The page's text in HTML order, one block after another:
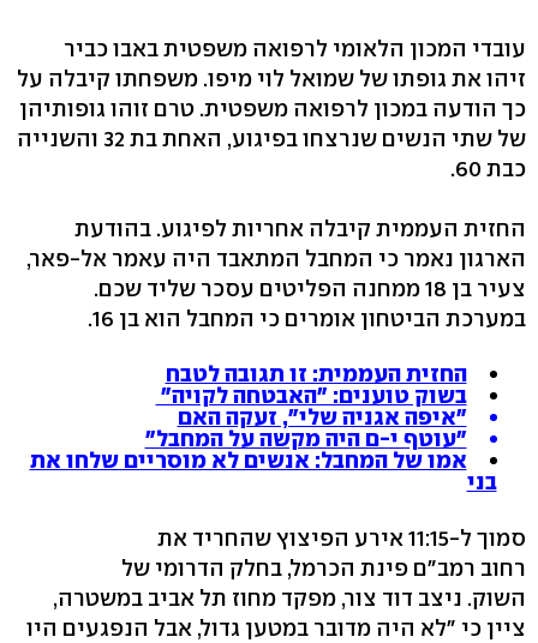
עובדי המכון הלאומי לרפואה משפטית באבו כביר
זיהו את גופתו של שמואל לוי מיפו. משפחתו קיבלה על
כך הודעה במכון לרפואה משפטית. טרם זוהו גופותיהן
של שתי הנשים שנרצחו בפיגוע, האחת בת 32 והשנייה
כבת 60.
החזית העממית קיבלה אחריות לפיגוע. בהודעת
הארגון נאמר כי המחבל המתאבד היה עאמר אל-פאר,
צעיר בן 18 ממחנה הפליטים עסכר שליד שכם.
במערכת הביטחון אומרים כי המחבל הוא בן 16.
החזית העממית: זו תגובה לטבח
בשוק טוענים: "האבטחה לקויה"
"איפה אגניה שלי", זעקה האם
"עוטף י-ם היה מקשה על המחבל"
אמו של המחבל: אנשים לא מוסריים שלחו את
בני
סמוך ל-11:15 אירע הפיצוץ שהחריד את
רחוב רמב"ם פינת הכרמל, בחלק הדרומי של
השוק. ניצב דוד צור, מפקד מחוז תל אביב במשטרה,
ציין כי "לא היה מדובר במטען גדול, אבל הנפגעים היו